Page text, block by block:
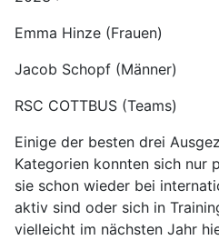
Emma Hinze (Frauen)
Jacob Schopf (Männer)
RSC COTTBUS (Teams)
Einige der besten drei
Kategorien konnten sich nur
sie schon wieder bei
aktiv sind oder sich in
vielleicht im nächsten Jahr